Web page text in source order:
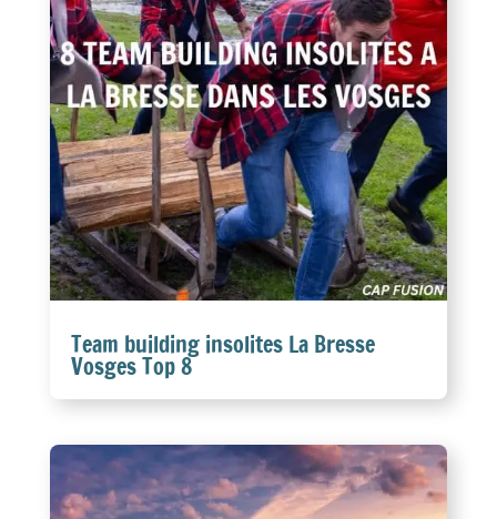
Team building insolites La Bresse
Vosges Top 8